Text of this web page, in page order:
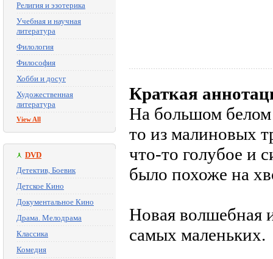
Религия и эзотерика
Учебная и научная
литература
Филология
Философия
Хобби и досуг
Художественная
литература
View All
DVD
Детектив, Боевик
Детское Кино
Документальное Кино
Драма. Мелодрама
Классика
Комедия
Краткая
На большом белом
то из малиновых
что-то голубое и
было похоже на
Новая волшебная
самых маленьких.